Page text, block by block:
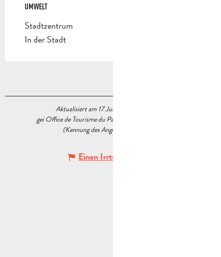
UMWELT
UMWELT
Stadtzentrum
In der Stadt
Aktualisiert am 17 Juni 2026 Um 09:45
gei Office de Tourisme du Pays d’Aubagne et de l’Étoile
(Kennung des Angebots :
Einen Irrtum angeben